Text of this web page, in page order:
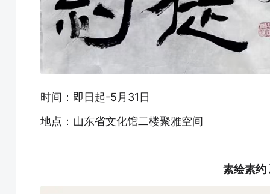
时间：即日起-5月31日
地点：山东省文化馆二楼聚雅空间
素绘素约